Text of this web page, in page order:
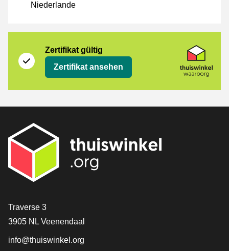
Niederlande
Zertifikat gültig
Zertifikat ansehen
[_General:Contact]
Traverse 3
3905 NL Veenendaal
info@thuiswinkel.org